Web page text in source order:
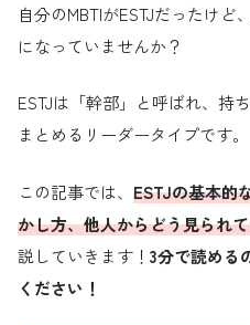
自分のMBTIがESTJだったけ
になっていませんか？
ESTJは「幹部」と呼ばれ、持
まとめるリーダータイプです。
この記事では、 ESTJの基本的
かし方、他人からどう見られ
説していきます！ 3分で読める
ください！